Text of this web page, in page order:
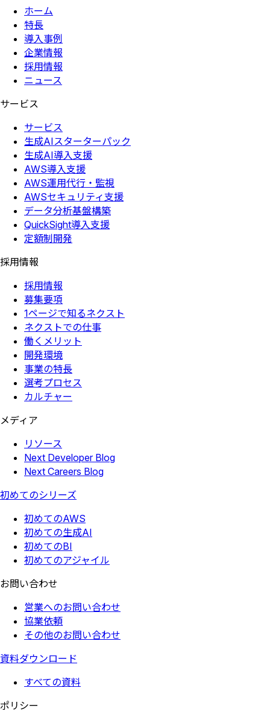
ホーム
特長
導入事例
企業情報
採用情報
ニュース
サービス
サービス
生成AIスターターパック
生成AI導入支援
AWS導入支援
AWS運用代行・監視
AWSセキュリティ支援
データ分析基盤構築
QuickSight導入支援
定額制開発
採用情報
採用情報
募集要項
1ページで知るネクスト
ネクストでの仕事
働くメリット
開発環境
事業の特長
選考プロセス
カルチャー
メディア
リソース
Next Developer Blog
Next Careers Blog
初めてのシリーズ
初めてのAWS
初めての生成AI
初めてのBI
初めてのアジャイル
お問い合わせ
営業へのお問い合わせ
協業依頼
その他のお問い合わせ
資料ダウンロード
すべての資料
ポリシー